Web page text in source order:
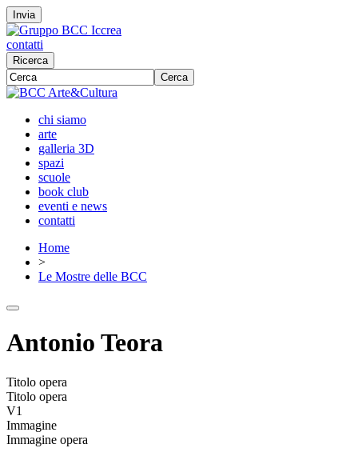
Invia
contatti
Ricerca
Cerca
chi siamo
arte
galleria 3D
spazi
scuole
book club
eventi e news
contatti
Home
>
Le Mostre delle BCC
Antonio Teora
Titolo opera
Titolo opera
V1
Immagine
Immagine opera